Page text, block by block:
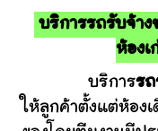
บริการรถรับจ้าง
ห้องเ
บริการรถ
ให้ลูกค้าตั้งแต่ห้อง